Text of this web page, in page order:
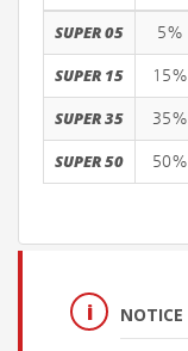
SUPER 05 5%
SUPER 15 15%
SUPER 35 35%
SUPER 50 50%
NOTICE